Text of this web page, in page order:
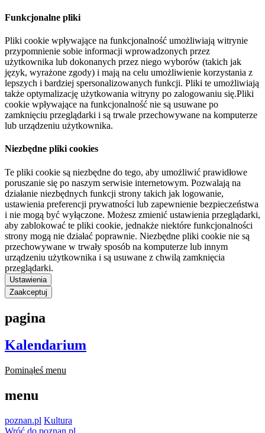
Funkcjonalne pliki
Pliki cookie wpływające na funkcjonalność umożliwiają witrynie
przypomnienie sobie informacji wprowadzonych przez
użytkownika lub dokonanych przez niego wyborów (takich jak
język, wyrażone zgody) i mają na celu umożliwienie korzystania z
lepszych i bardziej spersonalizowanych funkcji. Pliki te umożliwiają
także optymalizację użytkowania witryny po zalogowaniu się.Pliki
cookie wpływające na funkcjonalność nie są usuwane po
zamknięciu przeglądarki i są trwale przechowywane na komputerze
lub urządzeniu użytkownika.
Niezbędne pliki cookies
Te pliki cookie są niezbędne do tego, aby umożliwić prawidłowe
poruszanie się po naszym serwisie internetowym. Pozwalają na
działanie niezbędnych funkcji strony takich jak logowanie,
ustawienia preferencji prywatności lub zapewnienie bezpieczeństwa
i nie mogą być wyłączone. Możesz zmienić ustawienia przeglądarki,
aby zablokować te pliki cookie, jednakże niektóre funkcjonalności
strony mogą nie działać poprawnie. Niezbędne pliki cookie nie są
przechowywane w trwały sposób na komputerze lub innym
urządzeniu użytkownika i są usuwane z chwilą zamknięcia
przeglądarki.
Ustawienia
Zaakceptuj
pagina
Kalendarium
Pominąłeś menu
menu
poznan.pl Kultura